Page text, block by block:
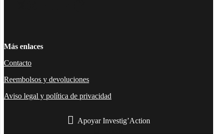
Más enlaces
Contacto
Reembolsos y devoluciones
Aviso legal y política de privacidad
Apoyar Investig’Action